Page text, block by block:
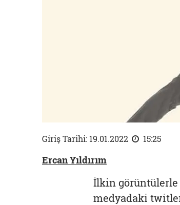
Giriş Tarihi: 19.01.2022 15:25
Ercan Yıldırım
İlkin görüntülerle
medyadaki